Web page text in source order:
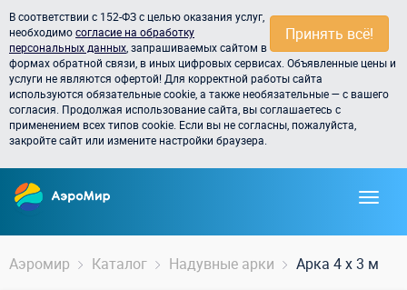
Принять всё!
В соответствии с 152-ФЗ с целью оказания услуг,
необходимосогласие на обработку
персональных данных , запрашиваемых сайтом в
формах обратной связи, в иных цифровых сервисах. Объявленные цены и
услуги не являются офертой! Для корректной работы сайта
используются обязательные cookie, а также необязательные — с вашего
согласия. Продолжая использование сайта, вы соглашаетесь с
применением всех типов cookie. Если вы не согласны, пожалуйста,
закройте сайт или измените настройки браузера.
Аэромир Каталог Надувные арки Арка 4 х 3 м